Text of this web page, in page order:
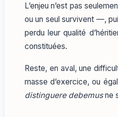
L’enjeu n’est pas
ou un seul survivent —,
perdu leur qualité
constituées.
Reste, en aval, une
masse d’exercice, ou
distinguere debemusne